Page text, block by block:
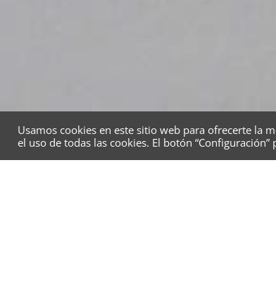
Usamos cookies en este sitio web para ofrecerte la
el uso de todas las cookies. El botón